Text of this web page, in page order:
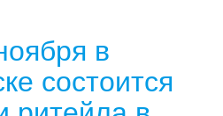
в
состоится